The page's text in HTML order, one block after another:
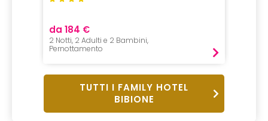
da 184 €
2 Notti, 2 Adulti e 2 Bambini,
Pernottamento
TUTTI I FAMILY HOTEL
BIBIONE